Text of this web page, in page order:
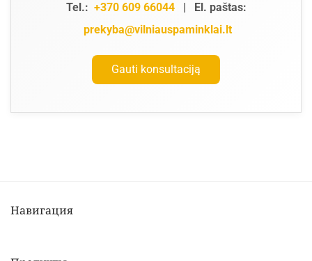
Tel.: +370 609 66044|
El. paštas:
prekyba@vilniauspaminklai.lt
Gauti konsultaciją
Навигация